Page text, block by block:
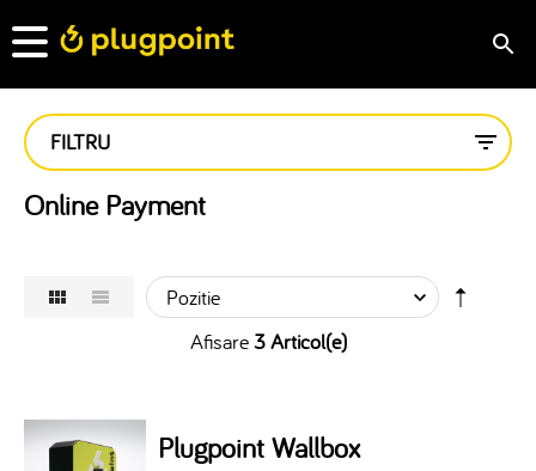
FILTRU
Online Payment
Afisare3 Articol(e)
Plugpoint Wallbox